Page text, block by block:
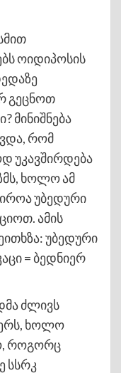
ოიდიპოსის
გეცნოთ
მინიშნება
რომ
უკავშირდება
ხოლო ამ
უბედური
ამის
უბედური
= ბედნიერ
ძლივს
ხოლო
როგორც
სსრკ